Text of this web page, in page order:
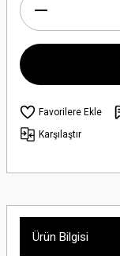
Karşılaştır
Ürün Bilgisi